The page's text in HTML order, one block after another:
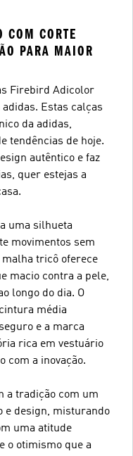
COM CORTE
PARA MAIOR
Firebird Adicolor
Estas calças
da adidas,
tendências de hoje.
autêntico e faz
quer estejas a
uma silhueta
movimentos sem
malha tricô oferece
macio contra a pele,
longo do dia. O
média
e a marca
rica em vestuário
com a inovação.
a tradição com um
e design, misturando
uma atitude
o otimismo que a